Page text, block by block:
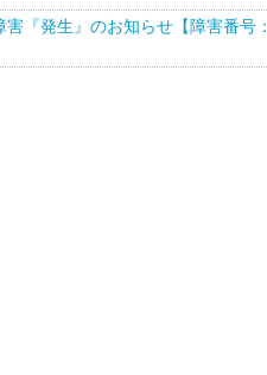
『発生』のお知らせ【障害番号：